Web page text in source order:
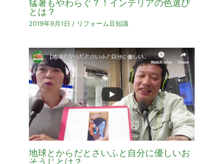
猛暑もやわらぐ？！インテリアの色選び
とは？
2019年9月1日 / リフォーム豆知識
地球とからだとさいふと自分に優しいお
そうじとは？